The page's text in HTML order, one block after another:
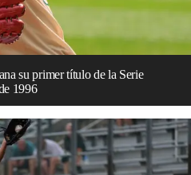
su primer título de la Serie
1996